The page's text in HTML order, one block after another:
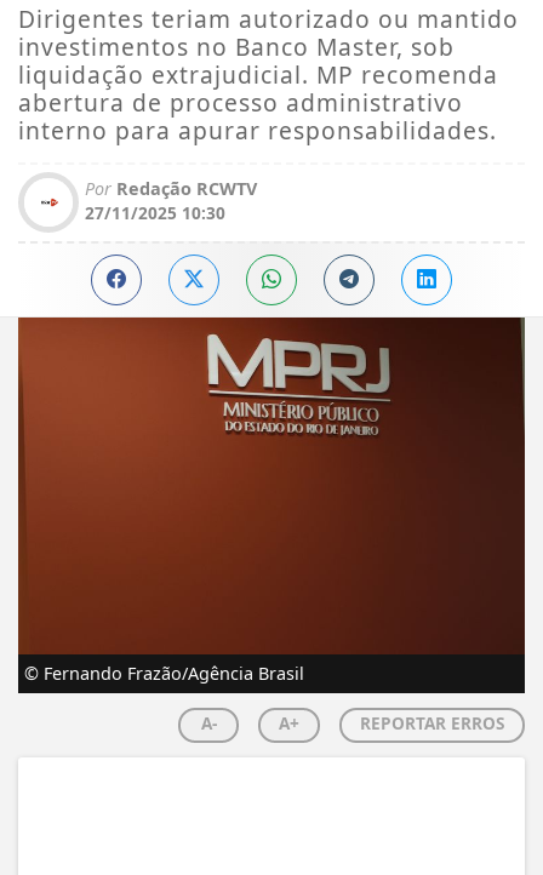
Dirigentes teriam autorizado ou mantido
investimentos no Banco Master, sob
liquidação extrajudicial. MP recomenda
abertura de processo administrativo
interno para apurar responsabilidades.
Por Redação RCWTV
27/11/2025 10:30
© Fernando Frazão/Agência Brasil
A- A+ REPORTAR ERROS